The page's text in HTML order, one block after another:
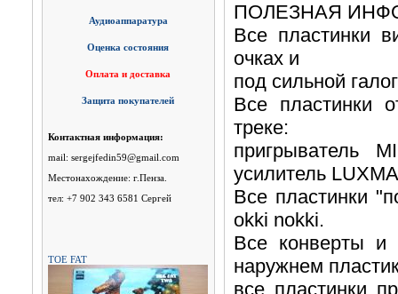
Аудиоаппаратура
Оценка состояния
Оплата и доставка
Защита покупателей
Контактная информация:
mail: sergejfedin59@gmail.com
Местонахождение: г.Пенза.
тел: +7 902 343 6581 Сергей
TOE FAT
ПОЛЕЗНАЯ
Все пластинки
очках и
под сильной
Все пластинки
треке:
пригрыватель
усилитель
Все пластинки
okki nokki.
Все конверты
наружнем
все пластинки